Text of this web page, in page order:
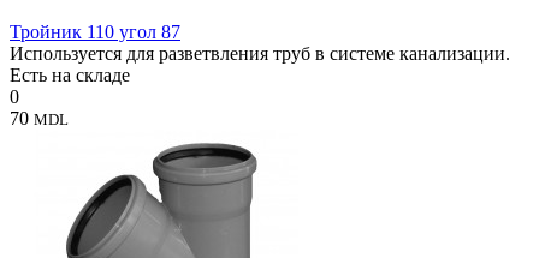
Тройник 110 угол 87
Используется для разветвления труб в системе канализации.
Есть на складе
0
70 MDL